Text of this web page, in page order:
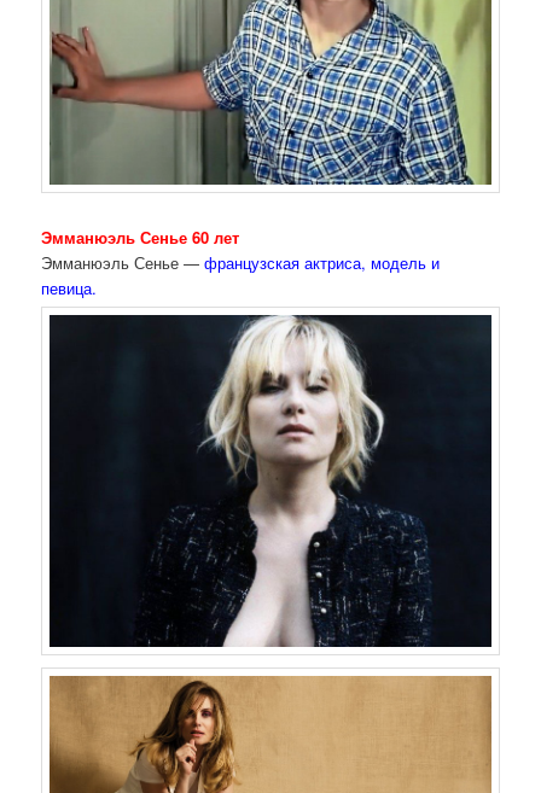
Эмманюэль Сенье 60 лет
Эмманюэль Сенье — французская актриса, модель и
певица.